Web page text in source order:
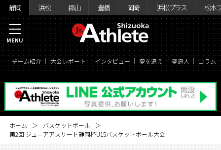
静岡 浜松 郡山 豊橋 岡崎 浜松プラス 松本
チーム紹介 大会レポート インタビュー 夢を追え 夢追人 コラム
MENU
ホーム
バスケットボール
第2回 ジュニアアスリート静岡杯U15バスケットボール大会